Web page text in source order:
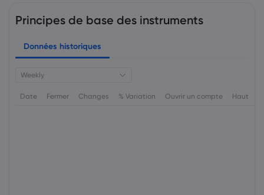
Principes de base des instruments
Données historiques
Weekly
Date Fermer Changes % Variation Ouvrir un compte Haut